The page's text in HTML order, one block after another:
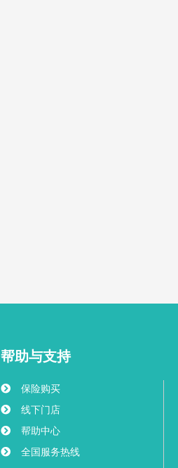
帮助与支持
保险购买
线下门店
帮助中心
全国服务热线